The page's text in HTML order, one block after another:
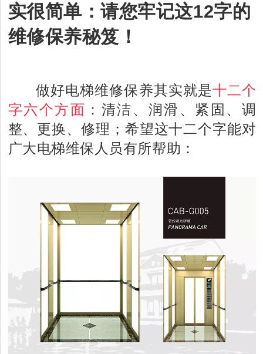
实很简单：请您牢记这12字的
维修保养秘笈！
做好电梯维修保养其实就是十二个
字六个方面 ： 清洁、润滑、紧固、 调
整、更换、修理；希望这十二个字能对
广大电梯维保人员有所帮助：